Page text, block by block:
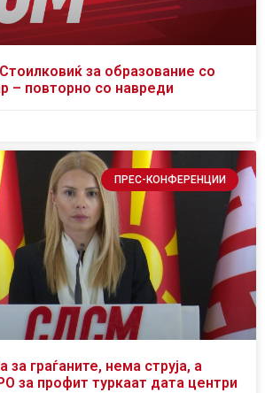
за образование со
– повторно со навреди
ПРЕС-КОНФЕРЕНЦИИ
граѓаните, нема струја, а
за профит туркаат дата центри